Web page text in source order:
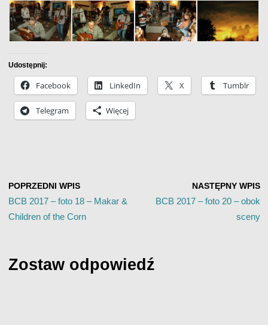
Udostępnij:
Facebook LinkedIn X Tumblr
Telegram Więcej
POPRZEDNI WPIS
BCB 2017 – foto 18 – Makar &
Children of the Corn
NASTĘPNY WPIS
BCB 2017 – foto 20 – obok
sceny
Zostaw odpowiedź